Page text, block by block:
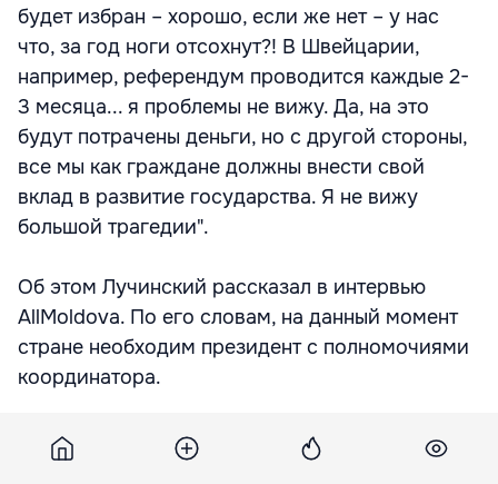
будет избран – хорошо, если же нет – у нас
что, за год ноги отсохнут?! В Швейцарии,
например, референдум проводится каждые 2-
3 месяца... я проблемы не вижу. Да, на это
будут потрачены деньги, но с другой стороны,
все мы как граждане должны внести свой
вклад в развитие государства. Я не вижу
большой трагедии".
Об этом Лучинский рассказал в интервью
AllMoldova. По его словам, на данный момент
стране необходим президент с полномочиями
координатора.
Экс-президент видит несколько вариантов
избрания главы государства. Либо власть